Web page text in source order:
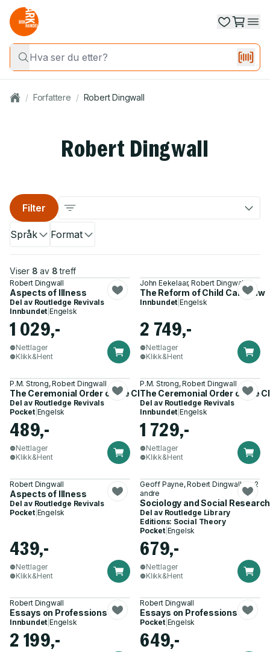
/ Forfattere / Robert Dingwall
Robert Dingwall
Språk Format
Filter
Viser 8 av 8 treff
Robert Dingwall
Aspects of Illness
Del av Routledge Revivals
Innbundet |Engelsk
1 029,-
Nettlager
Klikk&Hent
John Eekelaar, Robert Dingwall
The Reform of Child Care Law
Innbundet |Engelsk
2 749,-
Nettlager
Klikk&Hent
P.M. Strong, Robert Dingwall
The Ceremonial Order of the Clinic
Del av Routledge Revivals
Pocket| Engelsk
489,-
Nettlager
Klikk&Hent
P.M. Strong, Robert Dingwall
The Ceremonial Order of the
Del av Routledge Revivals
Innbundet |Engelsk
1 729,-
Nettlager
Klikk&Hent
Robert Dingwall
Aspects of Illness
Del av Routledge Revivals
Pocket| Engelsk
439,-
Nettlager
Klikk&Hent
Geoff Payne, Robert Dingwall og 2
andre
Sociology and Social
Del av Routledge Library
Editions: Social Theory
Pocket| Engelsk
679,-
Nettlager
Klikk&Hent
Robert Dingwall
Essays on Professions
Innbundet |Engelsk
2 199,-
Robert Dingwall
Essays on Professions
Pocket| Engelsk
649,-